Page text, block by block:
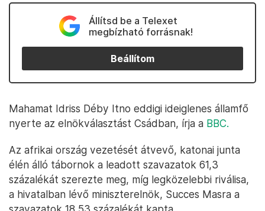
Állítsd be a Telexet
megbízható forrásnak!
Beállítom
Mahamat Idriss Déby Itno eddigi ideiglenes államfő
nyerte az elnökválasztást Csádban, írja a BBC.
Az afrikai ország vezetését átvevő, katonai junta
élén álló tábornok a leadott szavazatok 61,3
százalékát szerezte meg, míg legközelebbi riválisa,
a hivatalban lévő miniszterelnök, Succes Masra a